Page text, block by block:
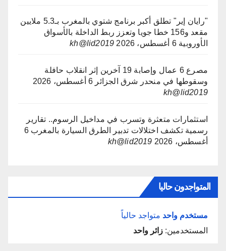
"رايان إير" تطلق أكبر برنامج شتوي بالمغرب بـ5.3 ملايين
مقعد و156 خطا جويا وتعزز ربط الداخلة بالأسواق
الأوروبية 6 أغسطس، 2026 kh@lid2019
مصرع 6 عمال وإصابة 19 آخرين إثر انقلاب حافلة
وسقوطها في منحدر شرق الجزائر 6 أغسطس، 2026
kh@lid2019
استثمارات متعثرة وتسرب في مداخيل الرسوم.. تقارير
رسمية تكشف اختلالات تدبير الطرق السيارة بالمغرب 6
أغسطس، 2026
kh@lid2019
المتواجدون حاليا
مستخدم واحد متواجد حالياً
المستخدمين: زائر واحد